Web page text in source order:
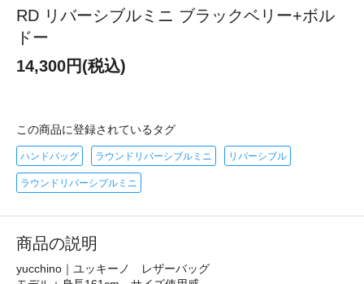
RD リバーシブルミニ ブラックベリー+ボル
ドー
14,300円(税込)
この商品に登録されているタグ
ハンドバッグ ラウンドリバーシブルミニ リバーシブル
ラウンドリバーシブルミニ
商品の説明
yucchino｜ユッキーノ レザーバッグ